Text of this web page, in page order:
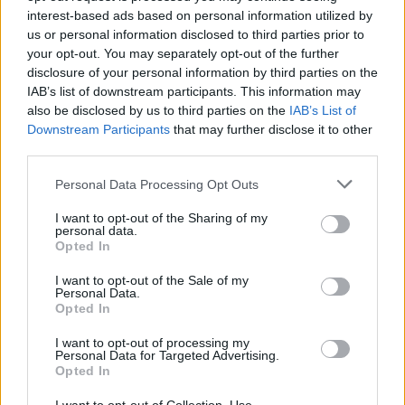
interest-based ads based on personal information utilized by
us or personal information disclosed to third parties prior to
your opt-out. You may separately opt-out of the further
disclosure of your personal information by third parties on the
IAB’s list of downstream participants. This information may
also be disclosed by us to third parties on the IAB’s List of
Downstream Participants that may further disclose it to other
Personal Data Processing Opt Outs
I want to opt-out of the Sharing of my
personal data.
Opted In
I want to opt-out of the Sale of my
Personal Data.
Opted In
I want to opt-out of processing my
Personal Data for Targeted Advertising.
Opted In
healthstories
Δείτε Ακόμη
Γεωργιάδης: Πολλαπλά οφέλη από τη
τομέα